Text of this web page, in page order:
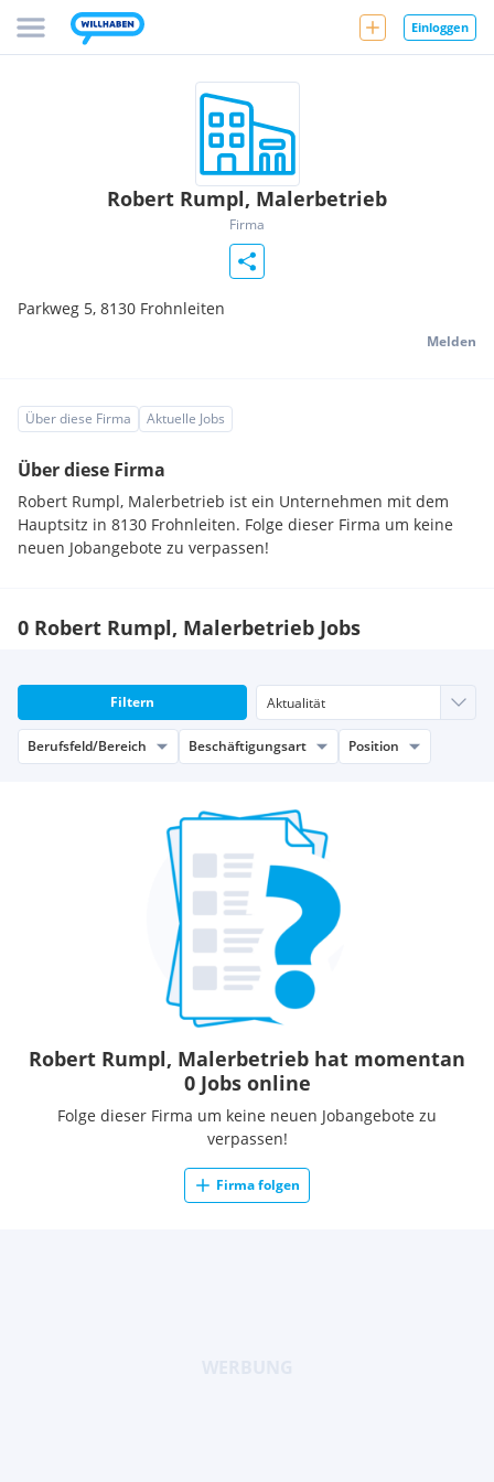
Einloggen
Robert Rumpl, Malerbetrieb
Firma
Parkweg 5, 8130 Frohnleiten
Melden
Über diese Firma Aktuelle Jobs
Über diese Firma
Robert Rumpl, Malerbetrieb ist ein Unternehmen mit dem
Hauptsitz in 8130 Frohnleiten. Folge dieser Firma um keine
neuen Jobangebote zu verpassen!
0 Robert Rumpl, Malerbetrieb Jobs
Filtern
Berufsfeld/Bereich Beschäftigungsart Position
Robert Rumpl, Malerbetrieb hat momentan
0 Jobs online
Folge dieser Firma um keine neuen Jobangebote zu
verpassen!
Firma folgen